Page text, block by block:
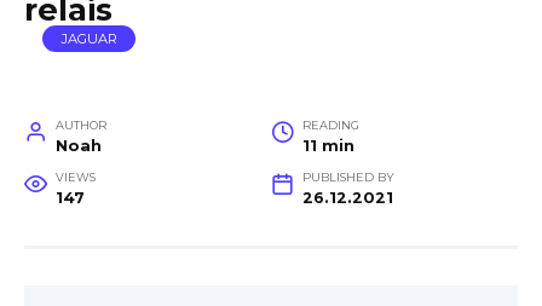
relais
JAGUAR
AUTHOR
Noah
READING
11 min
VIEWS
147
PUBLISHED BY
26.12.2021